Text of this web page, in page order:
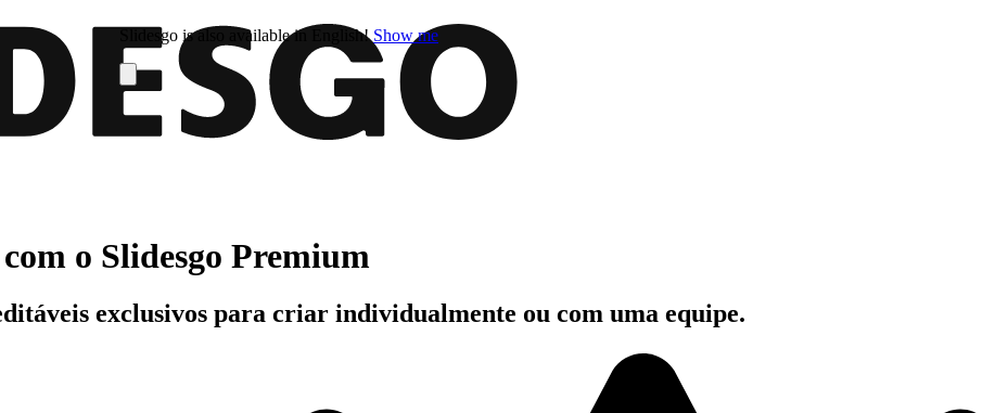
Slidesgo is also available in English! Show me
o Slidesgo Premium
exclusivos para criar individualmente ou com uma equipe.